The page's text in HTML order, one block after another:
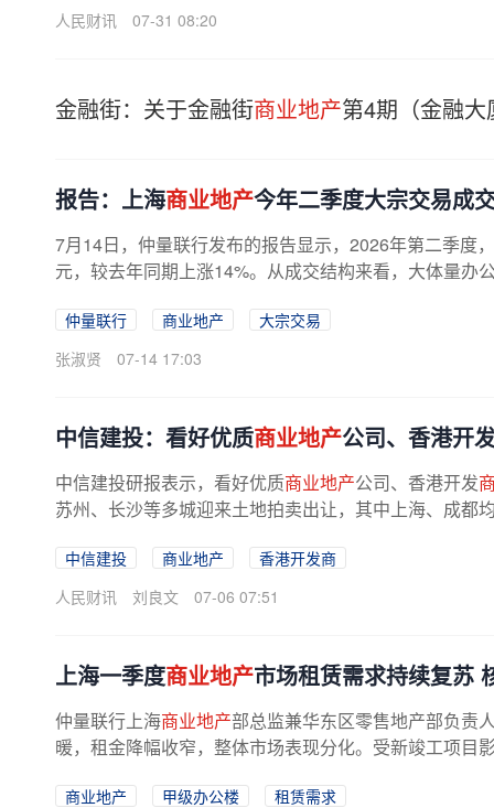
人民财讯
07-31 08:20
金融街：关于金融街商业地产第4期（金融
报告：上海商业地产今年二季度大宗交易成
7月14日，仲量联行发布的报告显示，2026年第二季度
元，较去年同期上涨14%。从成交结构来看，大体量办
仲量联行 商业地产
大宗交易
张淑贤
07-14 17:03
中信建投：看好优质商业地产公司、香港开
中信建投研报表示，看好优质商业地产公司、香港开发
苏州、长沙等多城迎来土地拍卖出让，其中上海、成都
中信建投 商业地产
香港开发商
人民财讯
刘良文 07-06 07:51
上海一季度商业地产市场租赁需求持续复苏
仲量联行上海商业地产部总监兼华东区零售地产部负责
暖，租金降幅收窄，整体市场表现分化。受新竣工项目
商业地产 甲级办公楼
租赁需求